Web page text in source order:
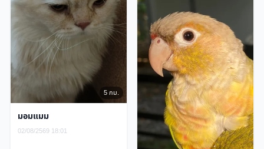
5 กม.
มอมแมม
02/08/2569 18:01